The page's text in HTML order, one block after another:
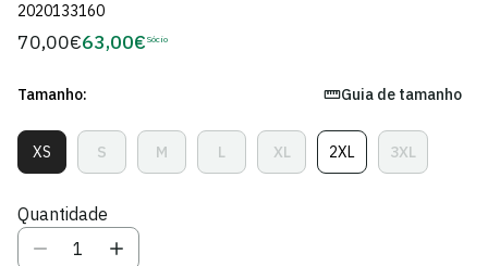
2020133160
Preço
70,00€Preço
Sócio
63,00€ Sócio
Tamanho: Guia de tamanho
XSVariante
Esgotada
Indisponível
SVariante
Esgotada
Indisponível
MVariante
Esgotada
LVariante
Esgotada
XL
Variante
Esgotada
2XLVariante
Esgotada
3XLVariante
Esgotada
Quantidade